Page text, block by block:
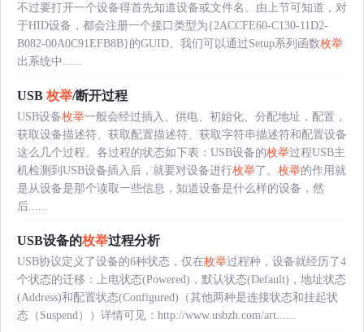
不过要打开一个设备得首先知道设备或文件名。由上节可知道，对
于HID设备，都会注册一个接口类型为{2ACCFE60-C130-11D2-
B082-00A0C91EFB8B}的GUID。我们可以通过Setup系列函数枚举
出系统中......
USB 枚举/断开过程
USB设备枚举一般会经过插入、供电、初始化、分配地址，配置，
获取设备描述符、获取配置描述符、获取字符串描述符和配置设备
这么几个过程。各过程的状态如下表：USB设备的枚举过程USB主
机检测到USB设备插入后，就要对设备进行枚举了。 枚举的作用就
是从设备是那个读取一些信息，知道设备是什么样的设备，然
后......
USB设备的枚举过程分析
USB协议定义了设备的6种状态，仅在枚举过程种，设备就经历了4
个状态的迁移：上电状态(Powered)，默认状态(Default)，地址状态
(Address)和配置状态(Configured)（其他两种是连接状态和挂起状
态（Suspend））详情可见：http://www.usbzh.com/art......